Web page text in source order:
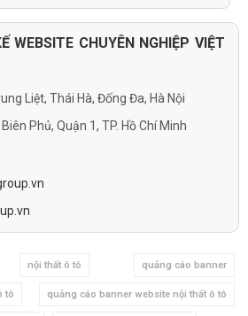
WEBSITE CHUYÊN NGHIỆP VIỆT
Liệt, Thái Hà, Đống Đa, Hà Nội
Phủ, Quận 1, TP. Hồ Chí Minh
nội thất ô tô quảng cáo banner
tô quảng cáo banner website nội thất ô tô